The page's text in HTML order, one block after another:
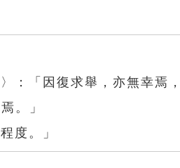
：「因復求舉，亦無幸焉
。」
度。」